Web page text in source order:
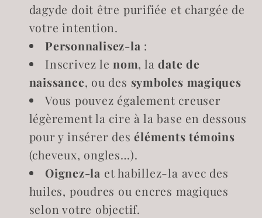
dagyde doit être purifiée et chargée de
votre intention.
Personnalisez-la :
Inscrivez lenom, ladate de
naissance, ou des symboles magiques
Vous pouvez également creuser
légèrement la cire à la base en dessous
pour y insérer deséléments témoins
(cheveux, ongles…).
Oignez-la et habillez-la avec des
huiles, poudres ou encres magiques
selon votre objectif.